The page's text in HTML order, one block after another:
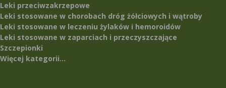
Leki przeciwzakrzepowe
Leki stosowane w chorobach dróg żółciowych i wątroby
Leki stosowane w leczeniu żylaków i hemoroidów
Leki stosowane w zaparciach i przeczyszczające
Szczepionki
Więcej kategorii...